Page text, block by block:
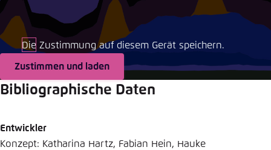
Die Zustimmung auf diesem Gerät speichern.
Zustimmen und laden
Bibliographische Daten
Entwickler
Konzept: Katharina Hartz, Fabian Hein, Hauke
Einstellung für diese Webseite im Browser
speichern
Übernehmen